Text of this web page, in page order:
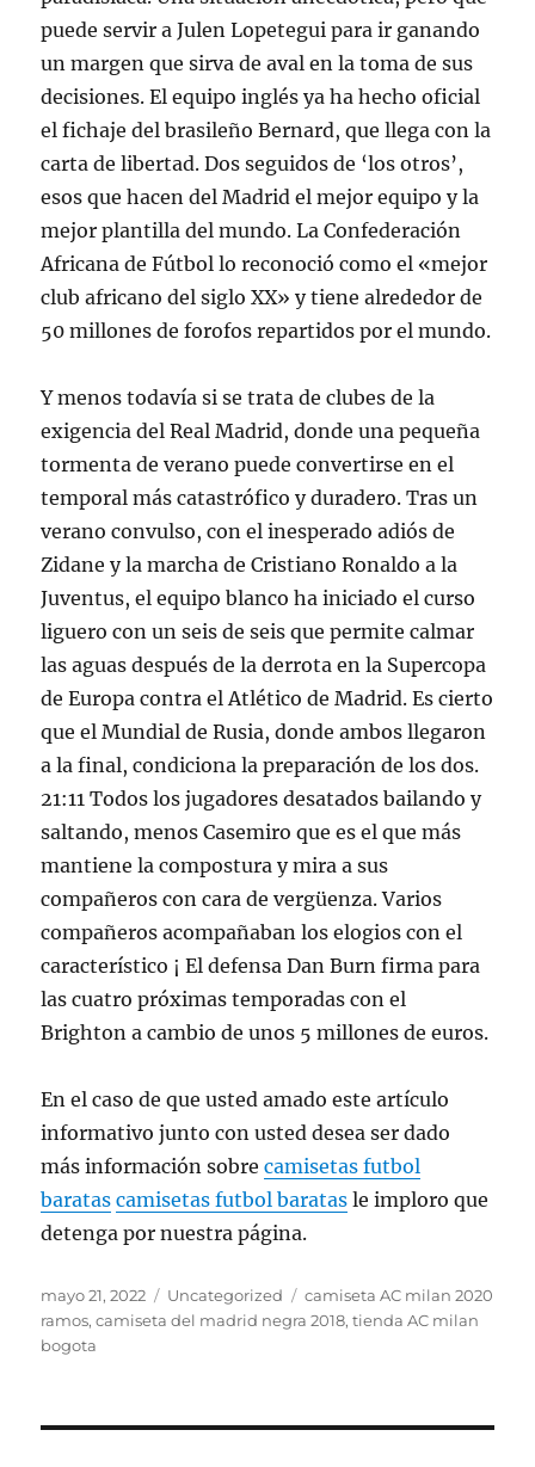
puede servir a Julen Lopetegui para ir ganando
un margen que sirva de aval en la toma de sus
decisiones. El equipo inglés ya ha hecho oficial
el fichaje del brasileño Bernard, que llega con la
carta de libertad. Dos seguidos de ‘los otros’,
esos que hacen del Madrid el mejor equipo y la
mejor plantilla del mundo. La Confederación
Africana de Fútbol lo reconoció como el «mejor
club africano del siglo XX» y tiene alrededor de
50 millones de forofos repartidos por el mundo.
Y menos todavía si se trata de clubes de la
exigencia del Real Madrid, donde una pequeña
tormenta de verano puede convertirse en el
temporal más catastrófico y duradero. Tras un
verano convulso, con el inesperado adiós de
Zidane y la marcha de Cristiano Ronaldo a la
Juventus, el equipo blanco ha iniciado el curso
liguero con un seis de seis que permite calmar
las aguas después de la derrota en la Supercopa
de Europa contra el Atlético de Madrid. Es cierto
que el Mundial de Rusia, donde ambos llegaron
a la final, condiciona la preparación de los dos.
21:11 Todos los jugadores desatados bailando y
saltando, menos Casemiro que es el que más
mantiene la compostura y mira a sus
compañeros con cara de vergüenza. Varios
compañeros acompañaban los elogios con el
característico ¡ El defensa Dan Burn firma para
las cuatro próximas temporadas con el
Brighton a cambio de unos 5 millones de euros.
En el caso de que usted amado este artículo
informativo junto con usted desea ser dado
más información sobrecamisetas futbol
baratas camisetas futbol baratas le imploro que
detenga por nuestra página.
Publicado
el
mayo 21, 2022 Categorías
Uncategorized Etiquetas
camiseta AC milan 2020
ramos,camiseta del madrid negra 2018,tienda AC milan
bogota